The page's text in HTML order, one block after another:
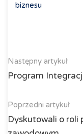
biznesu
Następny artykuł
Program
Poprzedni artykuł
Dyskutowali o roli